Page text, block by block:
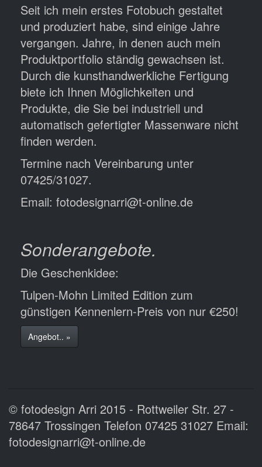
Seit ich mein erstes Fotobuch gestaltet
und produziert habe, sind einige Jahre
vergangen. Jahre, in denen auch mein
Produktportfolio ständig gewachsen ist.
Durch die kunsthandwerkliche Fertigung
biete ich Ihnen Möglichkeiten und
Produkte, die Sie bei industriell und
automatisch gefertigter Massenware nicht
finden werden.
Termine nach Vereinbarung unter
07425/31027.
Email: fotodesignarri@t-online.de
Sonderangebote.
Die Geschenkidee:
Tulpen-Mohn Limited Edition zum
günstigen Kennenlern-Preis von nur €250!
Angebot.. »
© fotodesign Arri 2015 - Rottweiler Str. 27 -
78647 Trossingen Telefon 07425 31027 Email:
fotodesignarri@t-online.de